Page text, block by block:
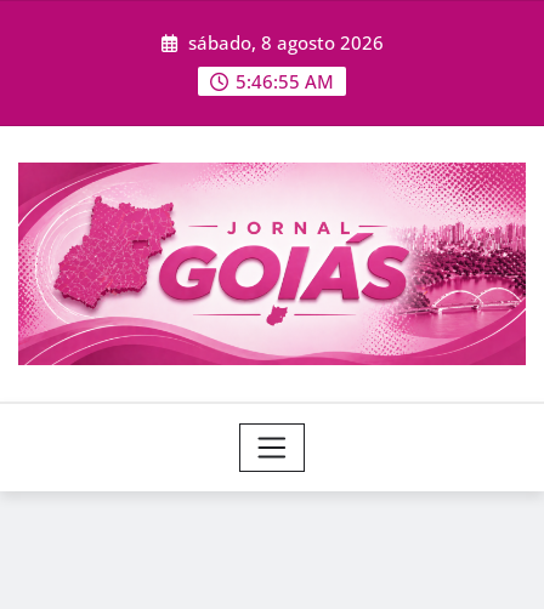
sábado, 8 agosto 2026
5:46:56 AM